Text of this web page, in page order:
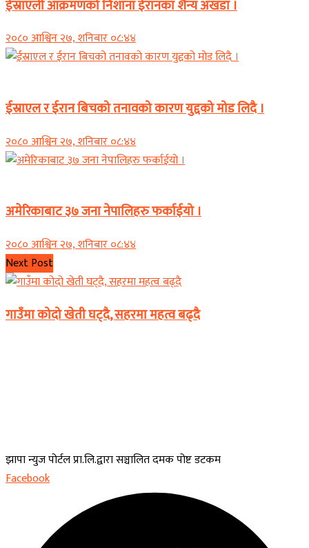
ईस्राएली आक्रमणको निशाना ईरानका शैन्य अखडा ।
२०८० आश्विन २७, शनिबार ०८:४४
ईस्राएल र ईरान बिचको तनावको कारण युद्दको मोड लिदै ।
२०८० आश्विन २७, शनिबार ०८:४४
अमेरिकाबाट ३७ जना नेपालिहरु फर्काईयो ।
२०८० आश्विन २७, शनिबार ०८:४४
Next Post
गाउँमा कोदो खेती घट्दै, सहरमा महत्व बढ्दै
झापा न्युज पोर्टल प्रा.लि.द्वारा सञ्चालित दमक पोष्ट डटकम
Facebook